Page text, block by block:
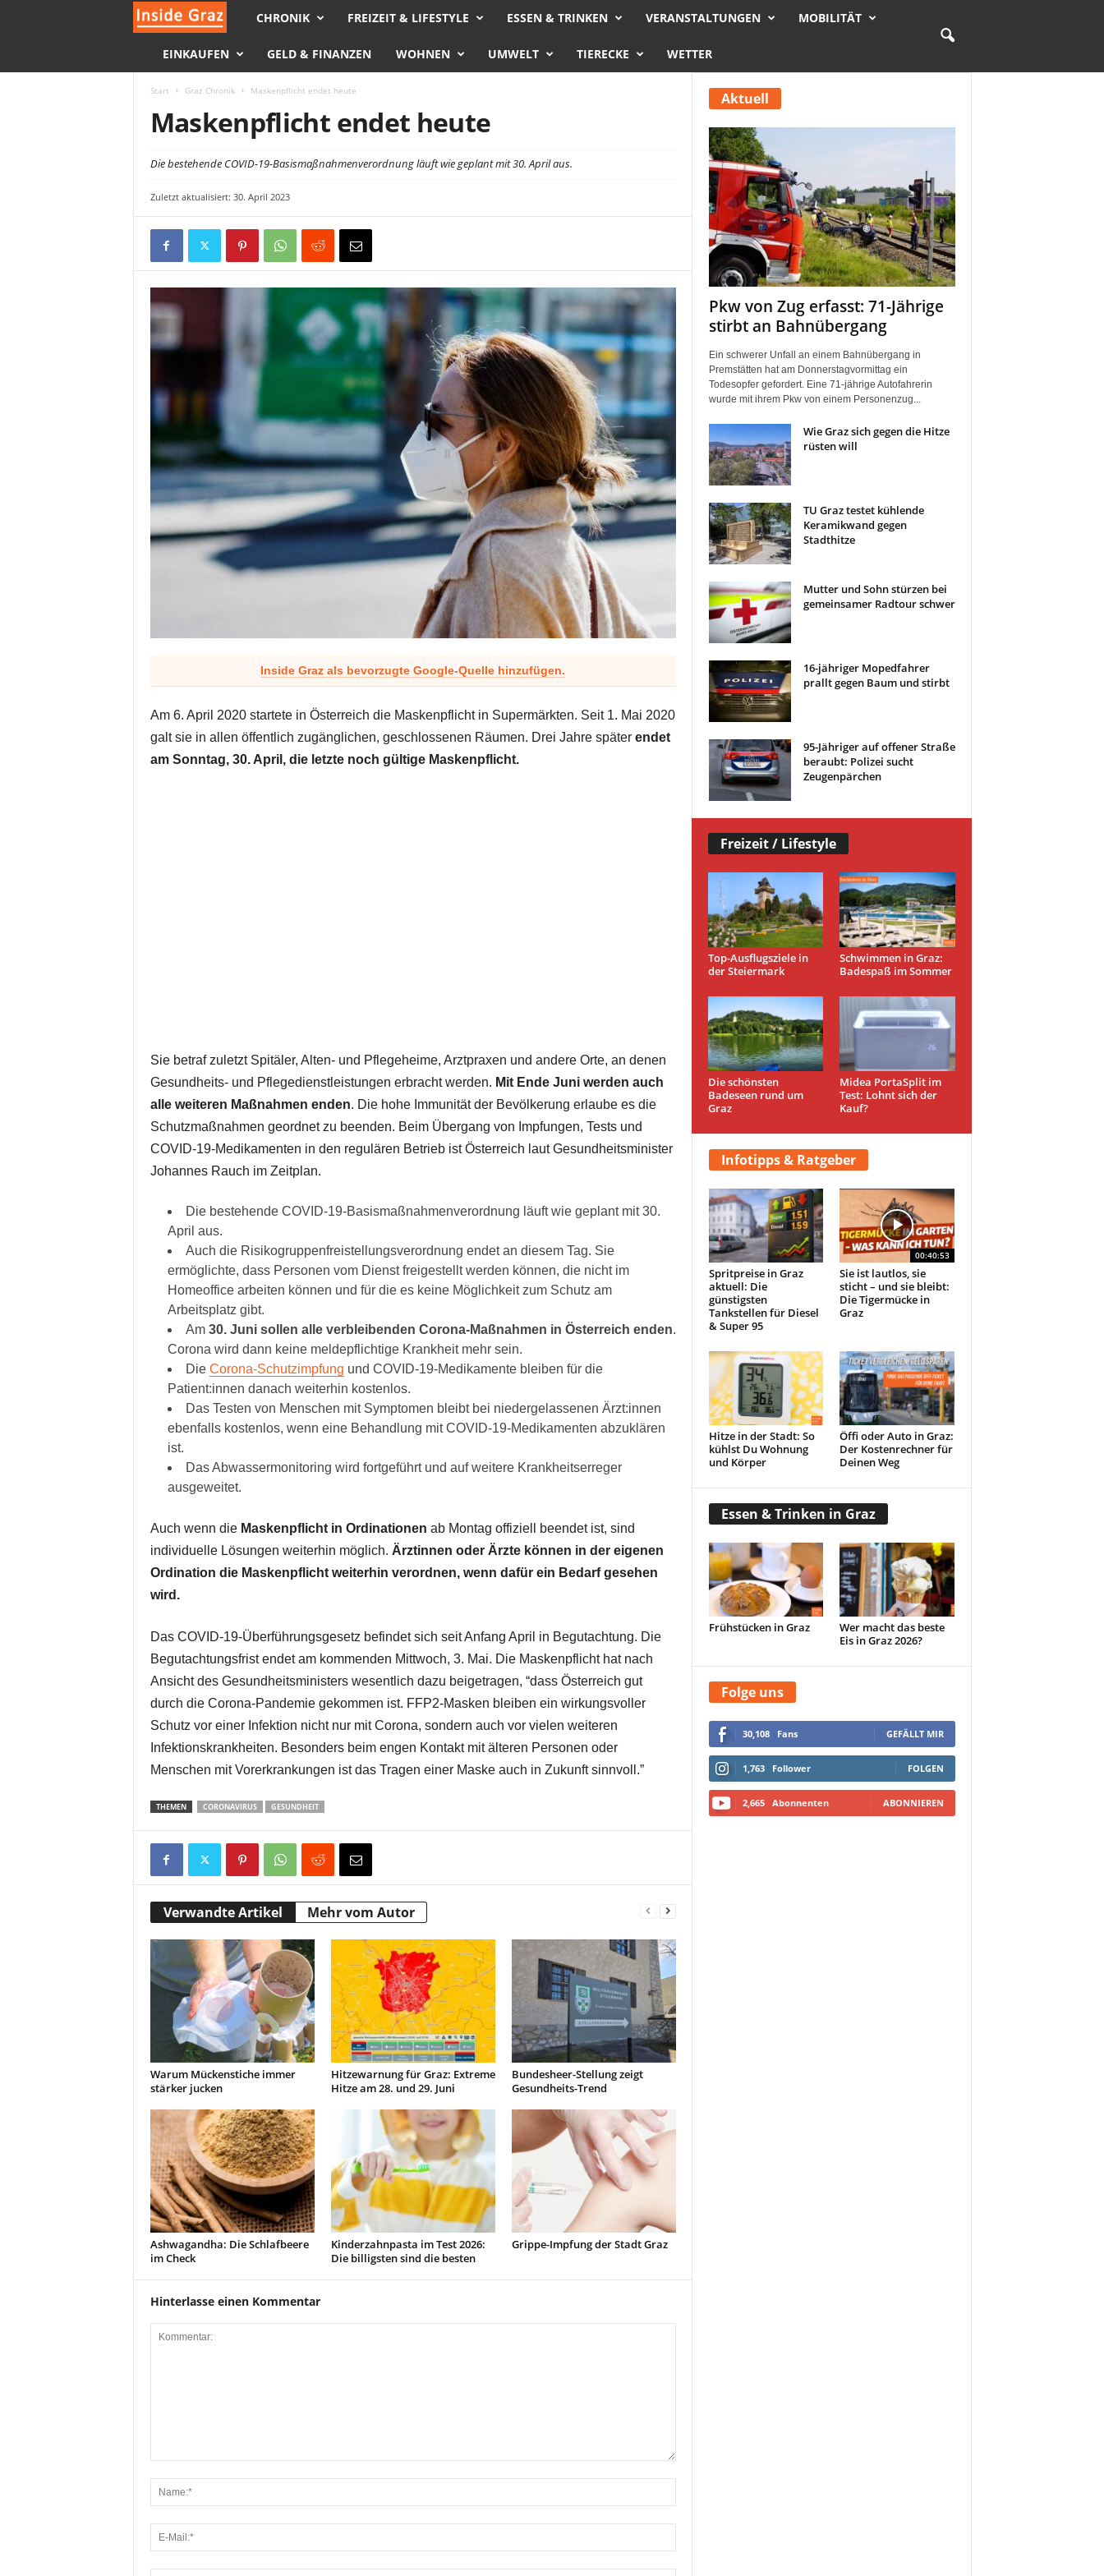
s
i
d
e
r
CHRONIK FREIZEIT & LIFESTYLE ESSEN & TRINKEN VERANSTALTUNGEN MOBILITÄT
EINKAUFEN GELD & FINANZEN WOHNEN UMWELT TIERECKE WETTER
Start Graz Chronik Maskenpflicht endet heute
Maskenpflicht endet heute
Die bestehende COVID-19-Basismaßnahmenverordnung läuft wie geplant mit 30. April aus.
Zuletzt aktualisiert: 30. April 2023
Inside Graz als bevorzugte Google-Quelle hinzufügen.
Am 6. April 2020 startete in Österreich die Maskenpflicht in Supermärkten. Seit 1. Mai 2020
galt sie in allen öffentlich zugänglichen, geschlossenen Räumen. Drei Jahre später endet
am Sonntag, 30. April, die letzte noch gültige Maskenpflicht.
Sie betraf zuletzt Spitäler, Alten- und Pflegeheime, Arztpraxen und andere Orte, an denen
Gesundheits- und Pflegedienstleistungen erbracht werden. Mit Ende Juni werden auch
alle weiteren Maßnahmen enden. Die hohe Immunität der Bevölkerung erlaube es die
Schutzmaßnahmen geordnet zu beenden. Beim Übergang von Impfungen, Tests und
COVID-19-Medikamenten in den regulären Betrieb ist Österreich laut Gesundheitsminister
Johannes Rauch im Zeitplan.
Die bestehende COVID-19-Basismaßnahmenverordnung läuft wie geplant mit 30.
April aus.
Auch die Risikogruppenfreistellungsverordnung endet an diesem Tag. Sie
ermöglichte, dass Personen vom Dienst freigestellt werden können, die nicht im
Homeoffice arbeiten können und für die es keine Möglichkeit zum Schutz am
Arbeitsplatz gibt.
Am 30. Juni sollen alle verbleibenden Corona-Maßnahmen in Österreich enden.
Corona wird dann keine meldepflichtige Krankheit mehr sein.
Die Corona-Schutzimpfung und COVID-19-Medikamente bleiben für die
Patient:innen danach weiterhin kostenlos.
Das Testen von Menschen mit Symptomen bleibt bei niedergelassenen Ärzt:innen
ebenfalls kostenlos, wenn eine Behandlung mit COVID-19-Medikamenten abzuklären
ist.
Das Abwassermonitoring wird fortgeführt und auf weitere Krankheitserreger
ausgeweitet.
Auch wenn die Maskenpflicht in Ordinationen ab Montag offiziell beendet ist, sind
individuelle Lösungen weiterhin möglich. Ärztinnen oder Ärzte können in der eigenen
Ordination die Maskenpflicht weiterhin verordnen, wenn dafür ein Bedarf gesehen
wird.
Das COVID-19-Überführungsgesetz befindet sich seit Anfang April in Begutachtung. Die
Begutachtungsfrist endet am kommenden Mittwoch, 3. Mai. Die Maskenpflicht hat nach
Ansicht des Gesundheitsministers wesentlich dazu beigetragen, “dass Österreich gut
durch die Corona-Pandemie gekommen ist. FFP2-Masken bleiben ein wirkungsvoller
Schutz vor einer Infektion nicht nur mit Corona, sondern auch vor vielen weiteren
Infektionskrankheiten. Besonders beim engen Kontakt mit älteren Personen oder
Menschen mit Vorerkrankungen ist das Tragen einer Maske auch in Zukunft sinnvoll.”
THEMEN CORONAVIRUS GESUNDHEIT
Verwandte Artikel Mehr vom Autor
Warum Mückenstiche immer
stärker jucken
Hitzewarnung für Graz: Extreme
Hitze am 28. und 29. Juni
Bundesheer-Stellung zeigt
Gesundheits-Trend
Ashwagandha: Die Schlafbeere
im Check
Kinderzahnpasta im Test 2026:
Die billigsten sind die besten
Grippe-Impfung der Stadt Graz
Hinterlasse einen Kommentar
Aktuell
Pkw von Zug erfasst: 71-Jährige
stirbt an Bahnübergang
Ein schwerer Unfall an einem Bahnübergang in
Premstätten hat am Donnerstagvormittag ein
Todesopfer gefordert. Eine 71-jährige Autofahrerin
wurde mit ihrem Pkw von einem Personenzug...
Wie Graz sich gegen die Hitze
rüsten will
TU Graz testet kühlende
Keramikwand gegen
Stadthitze
Mutter und Sohn stürzen bei
gemeinsamer Radtour schwer
16-jähriger Mopedfahrer
prallt gegen Baum und stirbt
95-Jähriger auf offener Straße
beraubt: Polizei sucht
Zeugenpärchen
Freizeit / Lifestyle
Top-Ausflugsziele in
der Steiermark
Schwimmen in Graz:
Badespaß im Sommer
Die schönsten
Badeseen rund um
Graz
Midea PortaSplit im
Test: Lohnt sich der
Kauf?
Infotipps & Ratgeber
Spritpreise in Graz
aktuell: Die
günstigsten
Tankstellen für Diesel
& Super 95
00:40:53
Sie ist lautlos, sie
sticht – und sie bleibt:
Die Tigermücke in
Graz
Hitze in der Stadt: So
kühlst Du Wohnung
und Körper
Öffi oder Auto in Graz:
Der Kostenrechner für
Deinen Weg
Essen & Trinken in Graz
Frühstücken in Graz
Wer macht das beste
Eis in Graz 2026?
Folge uns
30,108 Fans GEFÄLLT MIR
1,763 Follower FOLGEN
2,665 Abonnenten ABONNIEREN